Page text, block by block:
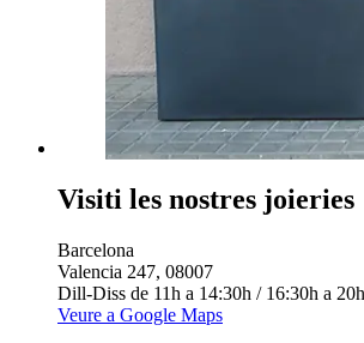
Visiti les nostres joieries
Barcelona
Valencia 247, 08007
Dill-Diss de 11h a 14:30h / 16:30h a 20h
Veure a Google Maps